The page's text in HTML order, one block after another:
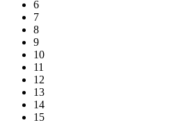
6
7
8
9
10
11
12
13
14
15